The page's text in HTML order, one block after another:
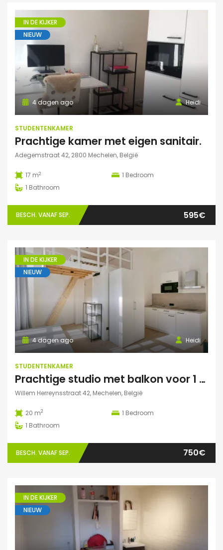
IN DE KIJKER
NIEUW
Heidi
4 dagen ago
STUDENTENKAMER
Prachtige kamer met eigen sanitair.
Adegemstraat 42, 2800 Mechelen, België
17 m2 1 Bedroom
1 Bathroom
BESCH. VANAF SEP. 595€
IN DE KIJKER
NIEUW
Heidi
4 dagen ago
STUDENTENKAMER
Prachtige studio met balkon voor 1 student(e)!
Willem Herreynsstraat 42, Mechelen, België
20 m2 1 Bedroom
1 Bathroom
BESCH. VANAF SEP. 750€
IN DE KIJKER
NIEUW